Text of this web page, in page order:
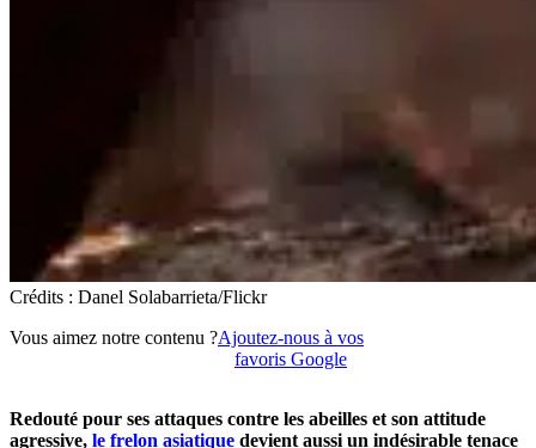
Crédits : Danel Solabarrieta/Flickr
Vous aimez notre contenu ?Ajoutez-nous à vos
favoris Google
Redouté pour ses attaques contre les abeilles et son attitude
agressive, le frelon asiatique devient aussi un indésirable tenace